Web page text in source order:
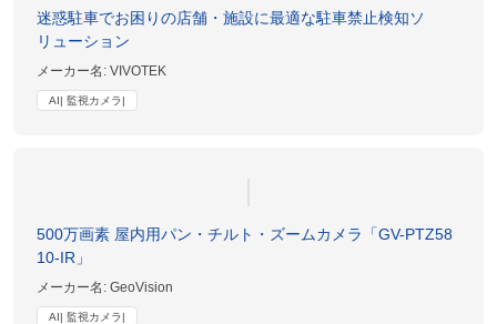
迷惑駐車でお困りの店舗・施設に最適な駐車禁止検知ソ
リューション
メーカー名:VIVOTEK
AI| 監視カメラ|
500万画素 屋内用パン・チルト・ズームカメラ「GV-PTZ58
10-IR」
メーカー名:GeoVision
AI| 監視カメラ|